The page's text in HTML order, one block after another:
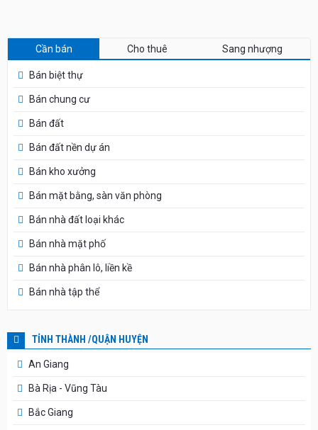
Cần bán Cho thuê Sang nhượng
Bán biệt thự
Bán chung cư
Bán đất
Bán đất nền dự án
Bán kho xưởng
Bán mặt bằng, sàn văn phòng
Bán nhà đất loại khác
Bán nhà mặt phố
Bán nhà phân lô, liền kề
Bán nhà tập thể
TỈNH THÀNH /QUẬN HUYỆN
An Giang
Bà Rịa - Vũng Tàu
Bắc Giang